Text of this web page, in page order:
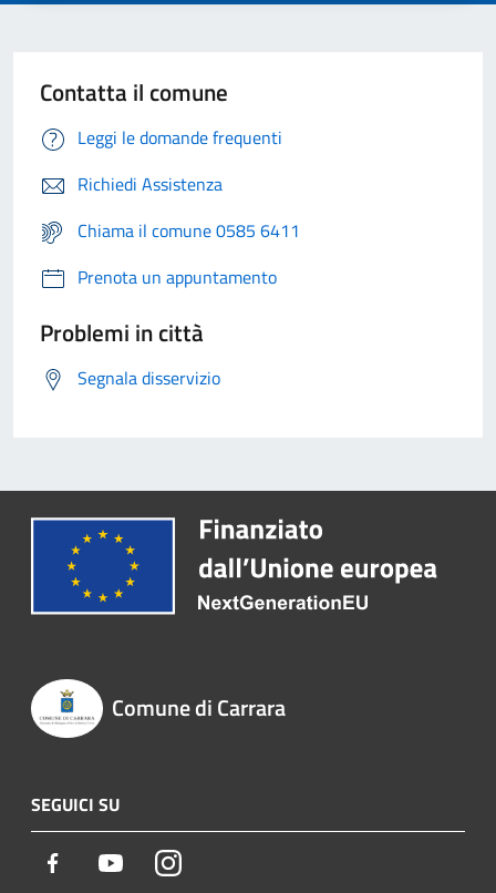
Contatta il comune
Leggi le domande frequenti
Richiedi Assistenza
Chiama il comune 0585 6411
Prenota un appuntamento
Problemi in città
Segnala disservizio
Comune di Carrara
SEGUICI SU
Facebook YoutubeInstagram